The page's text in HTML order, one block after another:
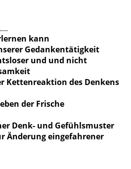
kann
Gedankentätigkeit
und und nicht
Kettenreaktion des Denkens
der Frische
Denk- und Gefühlsmuster
Änderung eingefahrener